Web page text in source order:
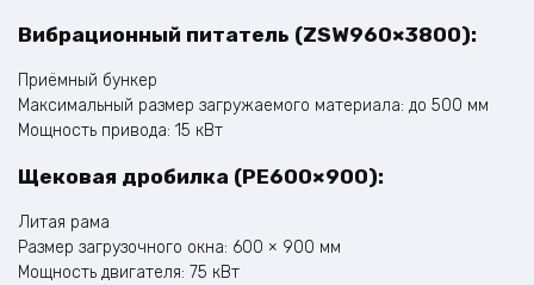
Вибрационный питатель (ZSW960×3800):
Приёмный бункер
Максимальный размер загружаемого материала: до 500 мм
Мощность привода: 15 кВт
Щековая дробилка (PE600×900):
Литая рама
Размер загрузочного окна: 600 × 900 мм
Мощность двигателя: 75 кВт